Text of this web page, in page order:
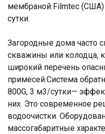
мембраной Filmtec (США)
сутки.
Загородные дома часто
скважины или колодца,
широкий перечень
примесей.Система
800G, 3 м3/сутки—
них. Это современное
водоочистки.
массогабаритные